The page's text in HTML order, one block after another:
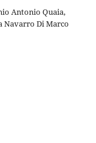
Antonio Quaia,
Navarro Di Marco